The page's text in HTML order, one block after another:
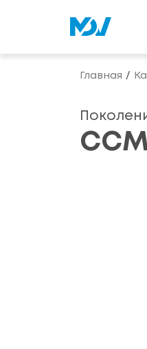
Главная